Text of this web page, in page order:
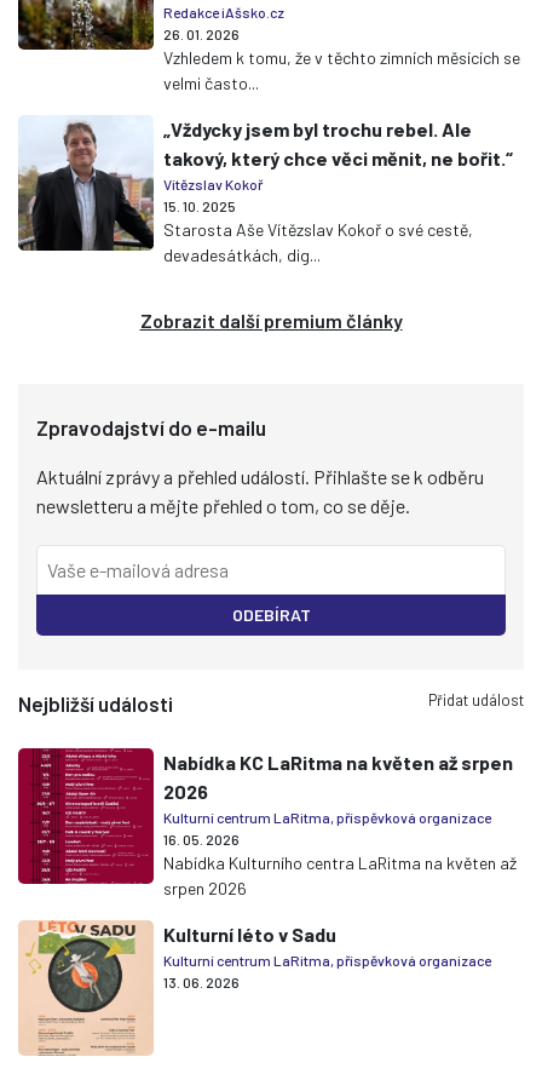
Redakce iAšsko.cz
26. 01. 2026
Vzhledem k tomu, že v těchto zimních měsících se
velmi často...
„Vždycky jsem byl trochu rebel. Ale
takový, který chce věci měnit, ne bořit.“
Vítězslav Kokoř
15. 10. 2025
Starosta Aše Vítězslav Kokoř o své cestě,
devadesátkách, dig...
Zobrazit další premium články
Zpravodajství do e-mailu
Aktuální zprávy a přehled událostí. Přihlašte se k odběru
newsletteru a mějte přehled o tom, co se děje.
ODEBÍRAT
Nejbližší události Přidat událost
Nabídka KC LaRitma na květen až srpen
2026
Kulturní centrum LaRitma, příspěvková organizace
16. 05. 2026
Nabídka Kulturního centra LaRitma na květen až
srpen 2026
Kulturní léto v Sadu
Kulturní centrum LaRitma, příspěvková organizace
13. 06. 2026